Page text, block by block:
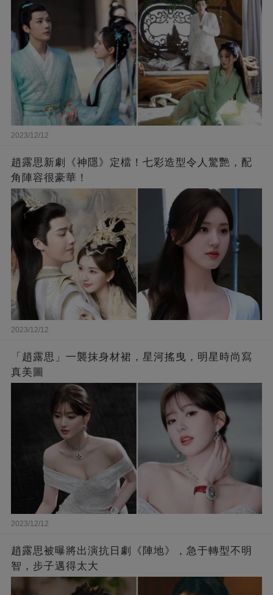
2023/12/12
趙露思新劇《神隱》定檔！七彩造型令人驚艷，配
角陣容很豪華！
2023/12/12
「趙露思」一襲抹身材裙，星河搖曳，明星時尚寫
真美圖
2023/12/12
趙露思被曝將出演抗日劇《陣地》，急于轉型不明
智，步子邁得太大